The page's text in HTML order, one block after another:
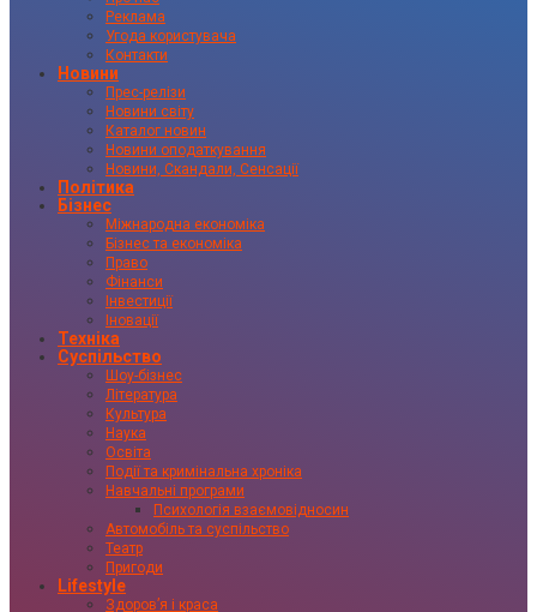
Реклама
Угода користувача
Контакти
Новини
Прес-релізи
Новини світу
Каталог новин
Новини оподаткування
Новини, Скандали, Сенсації
Політика
Бізнес
Міжнародна економіка
Бізнес та економіка
Право
Фінанси
Інвестиції
Іновації
Техніка
Суспільство
Шоу-бізнес
Література
Культура
Наука
Освіта
Події та кримінальна хроніка
Навчальні програми
Психологія взаємовідносин
Автомобіль та суспільство
Театр
Пригоди
Lifestyle
Здоровʼя і краса